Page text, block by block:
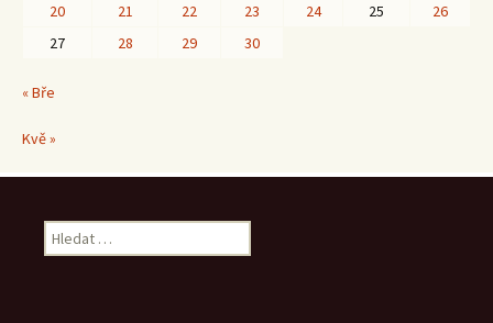
20
21 22 23 24 25
26
27
28 29 30
« Bře
Kvě »
Vyhledávání